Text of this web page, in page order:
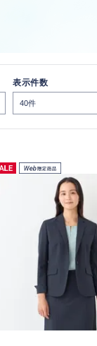
表示件数